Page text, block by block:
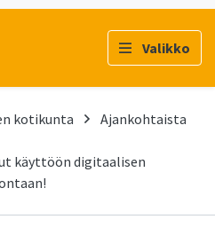
Valikko
kotikunta
Ajankohtaista
käyttöön digitaalisen